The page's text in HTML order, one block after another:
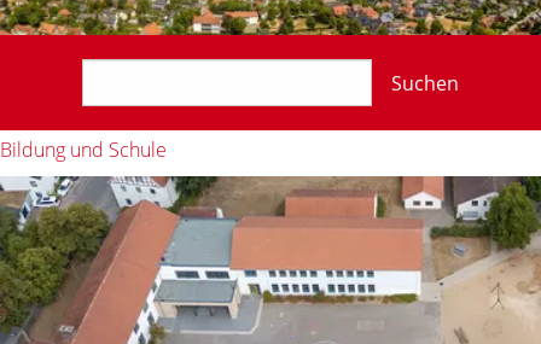
Suchen
Bildung und Schule